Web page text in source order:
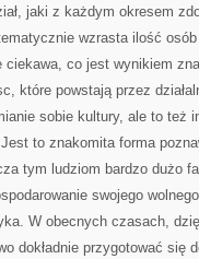
jaki z każdym okresem
wzrasta ilość
co jest wynikiem
które powstają przez
sobie kultury, ale to też
to znakomita forma
tym ludziom bardzo dużo
swojego
W obecnych czasach,
dokładnie przygotować się